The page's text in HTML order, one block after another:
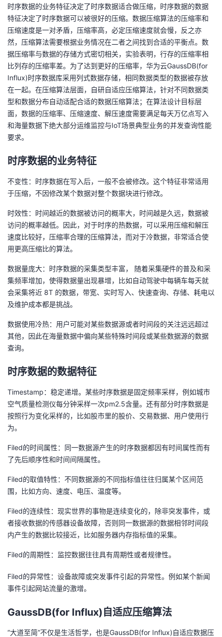
时序数据的业务特征决定了时序数据适合做压缩，时序数据的数据
特征决定了时序数据可以被很好的压缩。数据压缩算法的压缩率和
压缩速度是一对矛盾，压缩率高，必定压缩速度就会慢，反之亦
然，压缩算法需要根据业务情况在二者之间找到合适的平衡点。数
据压缩率与数据的存储方式密切相关，实验表明，行存的压缩率相
比列存的压缩率差。为了达到更好的压缩率，华为云GaussDB(for
Influx)时序数据库采用列式数据存储，相同数据类型的数据被存放
在一起。在压缩算法层面，自研自适应压缩算法，针对不同数据类
型和数据分布自动适配合适的数据压缩算法；在算法设计目标层
面，数据的压缩率、压缩速度、解压速度需要满足每天万亿点写入
和海量数据下绝大部分运维监控与IoT场景典型业务的并发查询性能
要求。
时序数据的业务特征
不变性：时序数据在写入后，一般不会被修改。这个特征非常适用
于压缩，不因修改某个数据对整个数据块进行修改。
时效性：时间越近的数据被访问的概率大，时间越是久远，数据被
访问的概率越低。因此，对于时序的热数据，可以采用压缩和解压
速度比较好，压缩率合理的压缩算法，而对于冷数据，非常适合使
用更高压缩比的算法。
数据量庞大：时序数据的采集类型丰富， 随着采集硬件的普及和采
集频率增加，使得数据量出现暴增，比如自动驾驶中每辆车每天就
会采集将近 8T 的数据，带宽、实时写入、快速查询、存储、耗电以
及维护成本都是挑战。
数据使用冷热：用户可能对某些数据源或者时间段的关注远远超过
其他，因此在海量数据中偏向某些特殊时间段或某些数据源的数据
查询。
时序数据的数据特征
Timestamp：稳定递增。某些时序数据是固定频率采样，例如城市
空气质量检测仪每分钟采样一次pm2.5含量。还有部分时序数据是
按照行为变化采样的，比如股市里的股价、交易数据、用户使用行
为。
Filed的时间属性：同一数据源产生的时序数据都因有时间属性而有
了先后顺序性和时间间隔属性。
Filed的取值特性：不同数据源的不同指标值往往归属某个区间范
围，比如方向、速度、电压、温度等。
Filed的连续性：现实世界的事物是连续变化的，除非突发事件，或
者接收数据的传感器设备故障，否则同一数据源的数据相邻时间段
内产生的数据比较接近，比如服务器内存指标值的采集。
Filed的周期性：监控数据往往具有周期性或者规律性。
Filed的异常性：设备故障或突发事件引起的异常性。例如某个新闻
事件引起网站流量的激增。
GaussDB(for Influx)自适应压缩算法
“大道至简”不仅是生活哲学，也是GaussDB(for Influx)自适应数据压